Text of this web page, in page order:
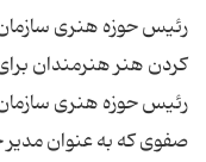
رئیس حوزه هنری سازمان
کردن هنر هنرمندان
رئیس حوزه هنری
صفوی که به عنوان